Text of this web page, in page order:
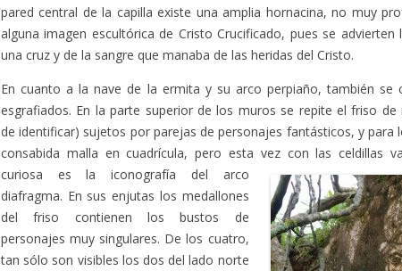
pared central de la capilla existe una amplia hornacina, no muy
alguna imagen escultórica de Cristo Crucificado, pues se
una cruz y de la sangre que manaba de las heridas del Cristo.
En cuanto a la nave de la ermita y su arco perpiaño, también se
esgrafiados. En la parte superior de los muros se repite el friso de
de identificar) sujetos por parejas de personajes fantásticos, y para
consabida malla en cuadrícula, pero esta vez con las celdillas
curiosa esla iconografía del arco
diafragma. En sus enjutas los medallones
del friso contienen los bustos de
personajes muy singulares. De los cuatro,
tan sólo son visibles los dos del lado norte